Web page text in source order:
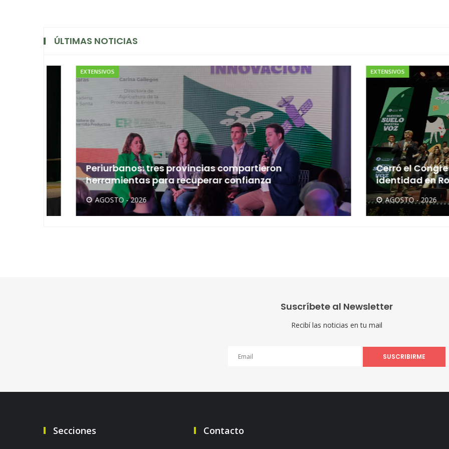
ÚLTIMAS NOTICIAS
EXTENSIVOS
Periurbanos: tres provincias compartieron
herramientas para recuperar confianza
AGOSTO - 2026
EXTENSIVOS
Cerró el Congreso
identidad en
AGOSTO - 2026
Suscríbete al Newsletter
Recibí las noticias en tu mail
SUSCRIBIRME
Secciones Contacto